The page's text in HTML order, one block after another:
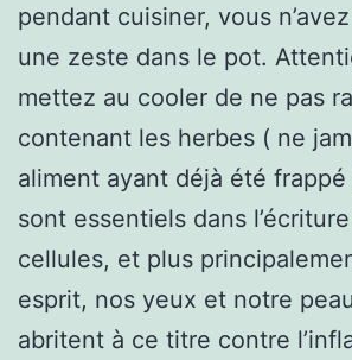
pendant cuisiner, vous
une zeste dans le pot.
mettez au cooler de ne pas
contenant les herbes ( ne
aliment ayant déjà été
sont essentiels dans
cellules, et plus
esprit, nos yeux et notre
abritent à ce titre contre